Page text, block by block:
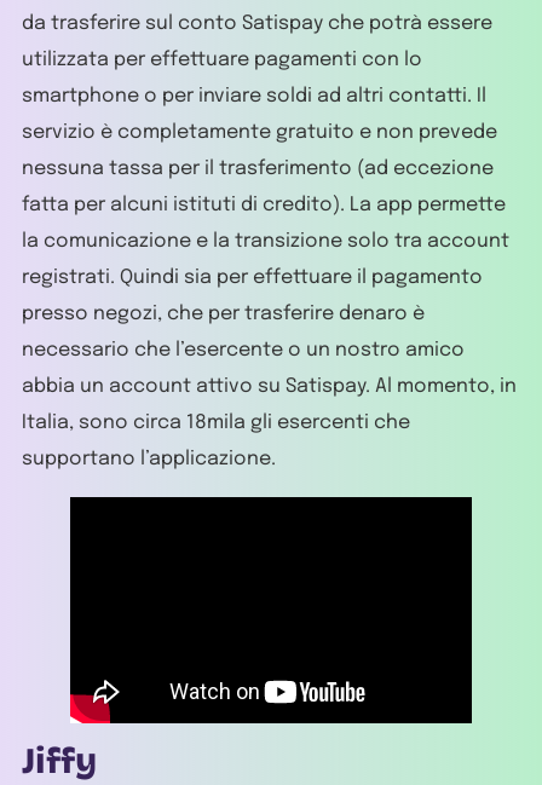
da trasferire sul conto Satispay che potrà essere
utilizzata per effettuare pagamenti con lo
smartphone o per inviare soldi ad altri contatti. Il
servizio è completamente gratuito e non prevede
nessuna tassa per il trasferimento (ad eccezione
fatta per alcuni istituti di credito). La app permette
la comunicazione e la transizione solo tra account
registrati. Quindi sia per effettuare il pagamento
presso negozi, che per trasferire denaro è
necessario che l’esercente o un nostro amico
abbia un account attivo su Satispay. Al momento, in
Italia, sono circa 18mila gli esercenti che
supportano l’applicazione.
Jiffy